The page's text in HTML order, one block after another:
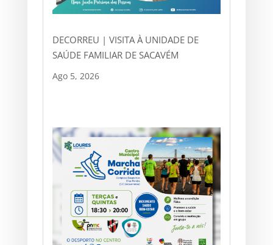
DECORREU | VISITA À UNIDADE DE
SAÚDE FAMILIAR DE SACAVÉM
Ago 5, 2026